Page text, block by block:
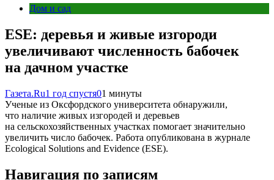
Дом и сад
ESE: деревья и живые изгороди
увеличивают численность бабочек
на дачном участке
Газета.Ru1 год спустя01 минуты
Ученые из Оксфордского университета обнаружили,
что наличие живых изгородей и деревьев
на сельскохозяйственных участках помогает значительно
увеличить число бабочек. Работа опубликована в журнале
Ecological Solutions and Evidence (ESE).
Навигация по записям